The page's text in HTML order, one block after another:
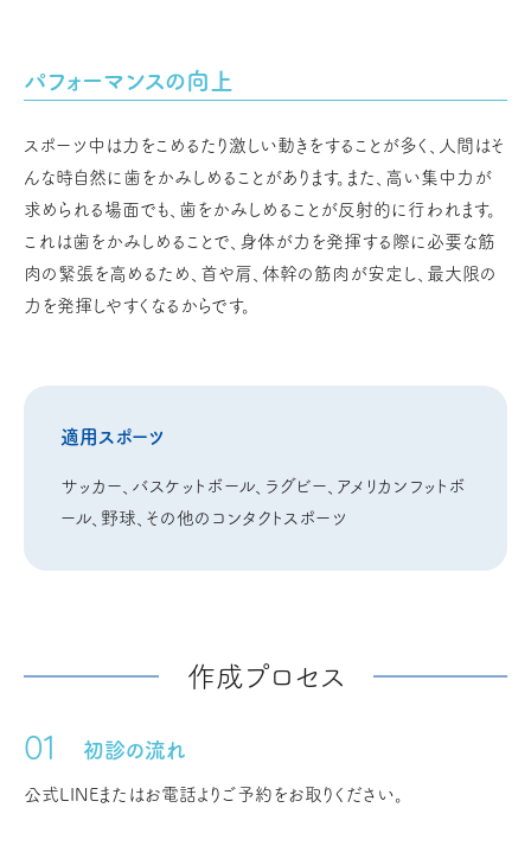
パフォーマンスの向上
スポーツ中は力をこめるたり激しい動きをすることが多く、人間はそ
んな時自然に歯をかみしめることがあります。また、高い集中力が
求められる場面でも、歯をかみしめることが反射的に行われます。
これは歯をかみしめることで、身体が力を発揮する際に必要な筋
肉の緊張を高めるため、首や肩、体幹の筋肉が安定し、最大限の
力を発揮しやすくなるからです。
適用スポーツ
サッカー、バスケットボール、ラグビー、アメリカンフットボ
ール、野球、その他のコンタクトスポーツ
作成プロセス
初診の流れ
公式LINEまたはお電話よりご予約をお取りください。